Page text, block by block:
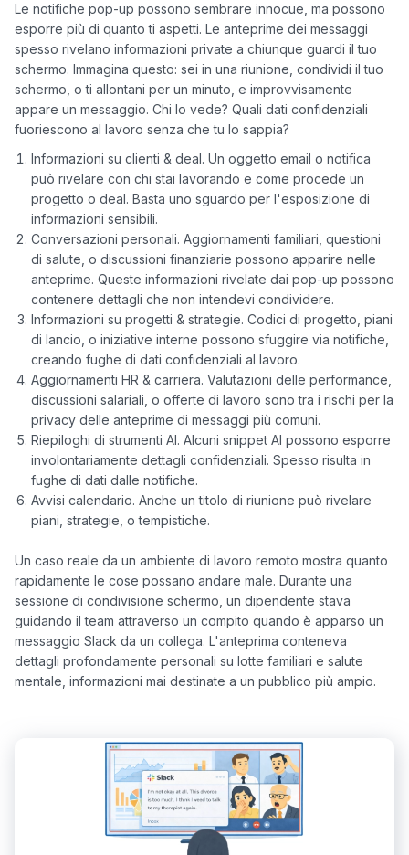
Le notifiche pop-up possono sembrare innocue, ma possono
esporre più di quanto ti aspetti. Le anteprime dei messaggi
spesso rivelano informazioni private a chiunque guardi il tuo
schermo. Immagina questo: sei in una riunione, condividi il tuo
schermo, o ti allontani per un minuto, e improvvisamente
appare un messaggio. Chi lo vede? Quali dati confidenziali
Informazioni su clienti & deal. Un oggetto email o notifica
può rivelare con chi stai lavorando e come procede un
progetto o deal. Basta uno sguardo per l'esposizione di
informazioni sensibili.
Conversazioni personali. Aggiornamenti familiari, questioni
di salute, o discussioni finanziarie possono apparire nelle
anteprime. Queste informazioni rivelate dai pop-up possono
contenere dettagli che non intendevi condividere.
Informazioni su progetti & strategie. Codici di progetto, piani
di lancio, o iniziative interne possono sfuggire via notifiche,
creando fughe di dati confidenziali al lavoro.
Aggiornamenti HR & carriera. Valutazioni delle performance,
discussioni salariali, o offerte di lavoro sono tra i rischi per la
privacy delle anteprime di messaggi più comuni.
Riepiloghi di strumenti AI. Alcuni snippet AI possono esporre
involontariamente dettagli confidenziali. Spesso risulta in
fughe di dati dalle notifiche.
Avvisi calendario. Anche un titolo di riunione può rivelare
piani, strategie, o tempistiche.
Un caso reale da un ambiente di lavoro remoto mostra quanto
rapidamente le cose possano andare male. Durante una
sessione di condivisione schermo, un dipendente stava
guidando il team attraverso un compito quando è apparso un
messaggio Slack da un collega. L'anteprima conteneva
dettagli profondamente personali su lotte familiari e salute